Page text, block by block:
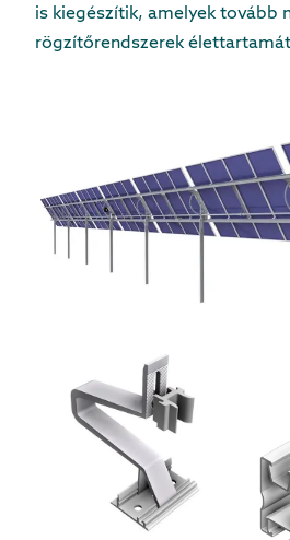
is kiegészítik, amelyek tovább
rögzítőrendszerek